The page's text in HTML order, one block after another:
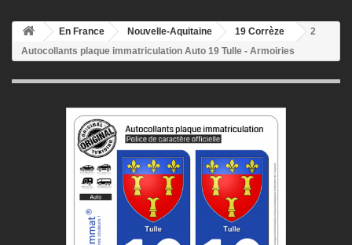
En France Nouvelle-Aquitaine 19 Corrèze
2
Autocollants plaque immatriculation Auto 19 Tulle - Armoiries